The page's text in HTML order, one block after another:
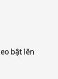
bật lên